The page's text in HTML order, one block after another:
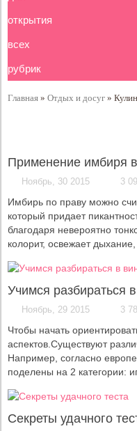
Главная »Отдых и досуг »
Применение имбиря
Ноябрь, 30 2015 3
Имбирь по праву можно
который придает
благодаря невероятно
колорит, освежает дыхание,
Учимся разбираться
Ноябрь, 29 2015 3
Чтобы начать
аспектов.Существуют
Например, согласно
поделены на 2 категории:
Секреты удачного